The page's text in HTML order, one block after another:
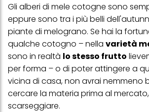
Gli alberi di mele cotogne sono
eppure sono tra i più belli
piante di melograno. Se hai la
qualche cotogno – nella varietà
sono in realtà lo stesso frutto
per forma – o di poter attingere a
vicina di casa, non avrai nemmeno
cercare la materia prima al
scarseggiare.